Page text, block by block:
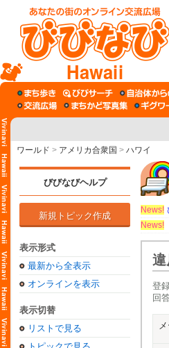
Hawaii
ワールド > アメリカ合衆国 > ハワイ
びびなびヘルプ
新規トピック作成
表示形式
最新から全表示
オンラインを表示
表示切替
リストで見る
News!
News!
違
登
回